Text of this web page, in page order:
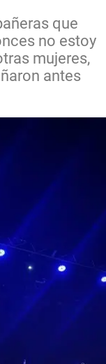
que
no estoy
mujeres,
antes